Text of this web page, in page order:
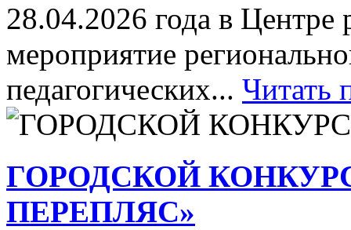
28.04.2026 года в Центре
мероприятие
педагогических... Читать
ГОРОДСКОЙ
ПЕРЕПЛЯС»